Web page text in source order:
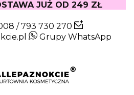
JUŻ OD 249 ZŁ
/793 730 270
Grupy WhatsApp